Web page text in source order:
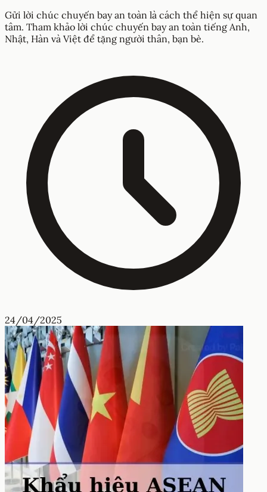
Gửi lời chúc chuyến bay an toàn là cách thể hiện sự quan
tâm. Tham khảo lời chúc chuyến bay an toàn tiếng Anh,
Nhật, Hàn và Việt để tặng người thân, bạn bè.
24/04/2025